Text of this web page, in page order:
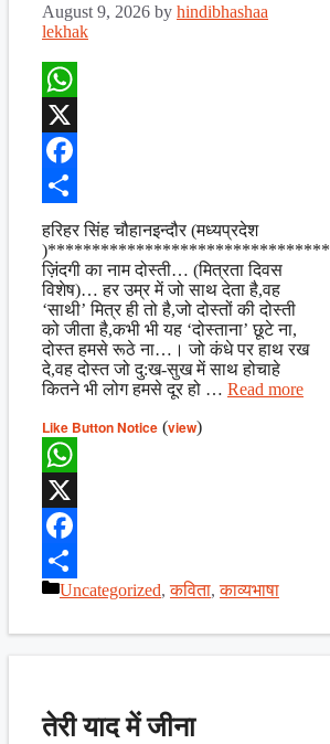
August 9, 2026 by hindibhashaa
lekhak
WhatsApp
X
Facebook
Share
हरिहर सिंह चौहानइन्दौर (मध्यप्रदेश
)********************************
ज़िंदगी का नाम दोस्ती… (मित्रता दिवस
विशेष)… हर उम्र में जो साथ देता है,वह
‘साथी’ मित्र ही तो है,जो दोस्तों की दोस्ती
को जीता है,कभी भी यह ‘दोस्ताना’ छूटे ना,
दोस्त हमसे रूठे ना…। जो कंधे पर हाथ रख
दे,वह दोस्त जो दु:ख-सुख में साथ होचाहे
कितने भी लोग हमसे दूर हो … Read more
Like Button Notice (view)
WhatsApp
X
Facebook
Share
Categories
Uncategorized,कविता,काव्यभाषा
तेरी याद में जीना